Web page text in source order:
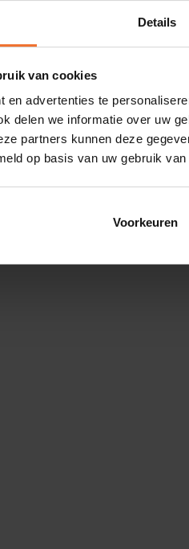
Details
van cookies
en advertenties te
delen we informatie over uw
partners kunnen deze
op basis van uw gebruik
Voorkeuren